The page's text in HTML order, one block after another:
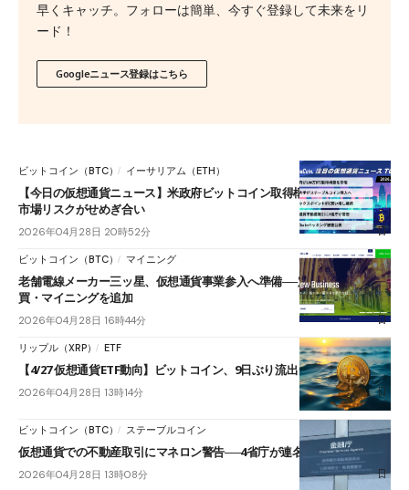
早くキャッチ。フォローは簡単、今すぐ登録して未来をリ
ード！
Googleニュース登録はこちら
ビットコイン（BTC） イーサリアム（ETH）
【今日の仮想通貨ニュース】米政府ビットコイン取得構想｜実需拡大と
市場リスクがせめぎ合い
2026年04月28日 20時52分
ビットコイン（BTC） マイニング
老舗電線メーカー三ッ星、仮想通貨事業参入へ準備──定款に発行・売
買・マイニングを追加
2026年04月28日 16時44分
リップル（XRP） ETF
【4/27 仮想通貨ETF動向】ビットコイン、9日ぶり流出
2026年04月28日 13時14分
ビットコイン（BTC） ステーブルコイン
仮想通貨での不動産取引にマネロン警告──4省庁が連名要請
2026年04月28日 13時08分